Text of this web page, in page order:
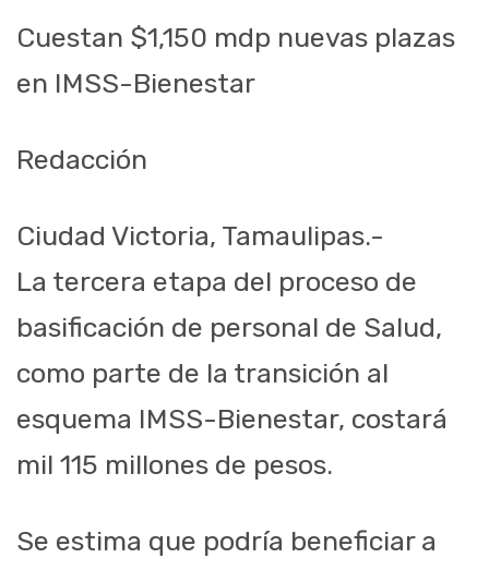
Cuestan $1,150 mdp nuevas plazas
en IMSS-Bienestar
Redacción
Ciudad Victoria, Tamaulipas.-
La tercera etapa del proceso de
basificación de personal de Salud,
como parte de la transición al
esquema IMSS-Bienestar, costará
mil 115 millones de pesos.
Se estima que podría beneficiar a